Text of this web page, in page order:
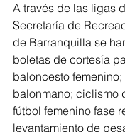
A través de las ligas
Secretaría de
de Barranquilla se
boletas de cortesía
baloncesto
balonmano; ciclismo
fútbol femenino fase
levantamiento de